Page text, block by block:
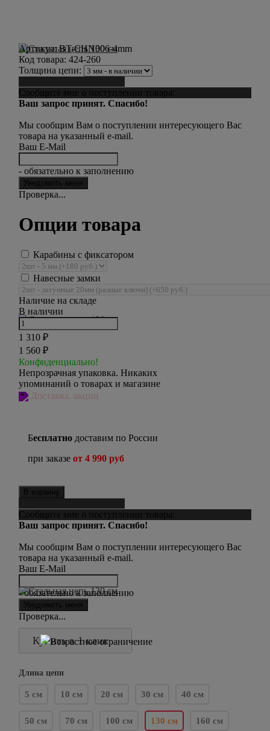
Артикул:BT-CHN006-4mm
Код товара: 424-260
Толщина цепи:
Сообщите мне о поступлении товара:
Ваш запрос принят. Спасибо!
Мы сообщим Вам о поступлении интересующего Вас
товара на указанный e-mail.
Ваш E-Mail
- обязательно к заполнению
Проверка...
Опции товара
Карабины с фиксатором
Навесные замки
Наличие на складе
В наличии
1 310 ₽
1 560 ₽
Конфиденциально!
Непрозрачная упаковка. Никаких
упоминаний о товарах и магазине
Доставка, акции
Бесплатно доставим по России
при заказе от 4 990 руб
В корзину
Сообщите мне о поступлении товара:
Ваш запрос принят. Спасибо!
Мы сообщим Вам о поступлении интересующего Вас
товара на указанный e-mail.
Ваш E-Mail
- обязательно к заполнению
Проверка...
Купить в 1 клик
Длина цепи
5 см 10 см 20 см 30 см 40 см
50 см 70 см 100 см 130 см 160 см